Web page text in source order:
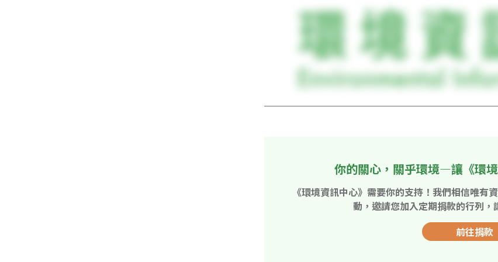
你的關心，關乎環境—讓《環
《環境資訊中心》需要你的支持！我們相信唯有
動，邀請您加入定期捐款的行列，
前往捐款